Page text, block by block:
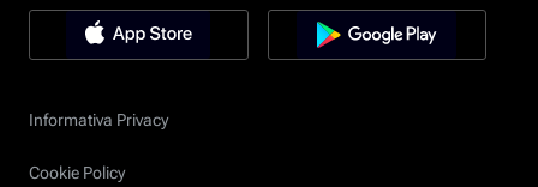
Informativa Privacy
Cookie Policy